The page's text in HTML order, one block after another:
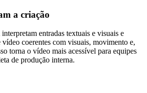
a criação
entradas textuais e visuais e
vídeo coerentes com visuais, movimento e,
torna o vídeo mais acessível para equipes
de produção interna.